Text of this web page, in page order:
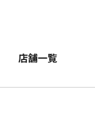
店舗一覧